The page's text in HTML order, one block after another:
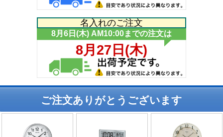
名入れのご注文
ご注文ありがとうございます